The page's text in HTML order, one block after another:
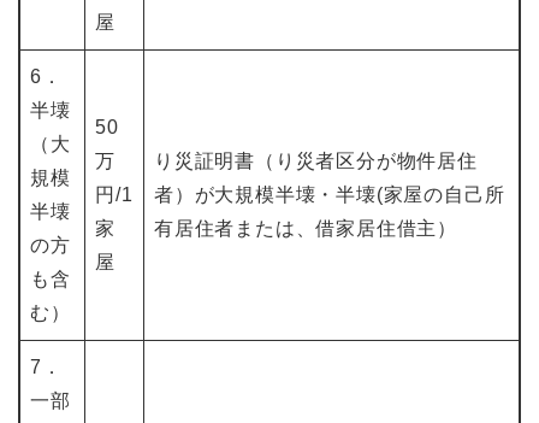
屋
6．
半壊
（大
規模
半壊
の方
も含
む）
50
万
円/1
家
屋
り災証明書（り災者区分が物件居住
者）が大規模半壊・半壊(家屋の自己所
有居住者または、借家居住借主）
7．
一部